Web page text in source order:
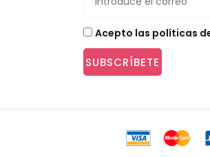
Acepto las políticas
SUBSCRÍBETE